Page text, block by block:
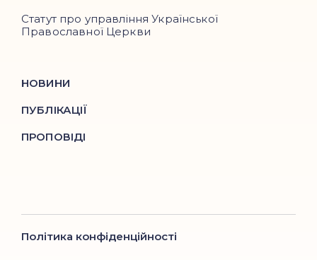
Статут про управління Української
Православної Церкви
НОВИНИ
ПУБЛІКАЦІЇ
ПРОПОВІДІ
Політика конфіденційності